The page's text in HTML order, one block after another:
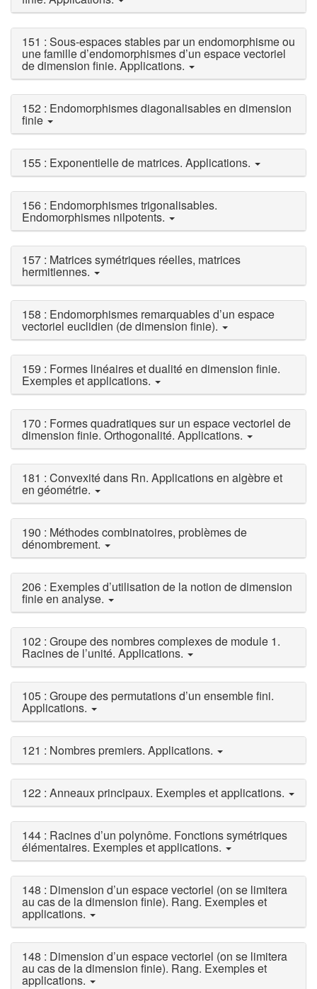
151 : Sous-espaces stables par un endomorphisme ou
une famille d’endomorphismes d’un espace vectoriel
de dimension finie. Applications.
152 : Endomorphismes diagonalisables en dimension
finie
155 : Exponentielle de matrices. Applications.
156 : Endomorphismes trigonalisables.
Endomorphismes nilpotents.
157 : Matrices symétriques réelles, matrices
hermitiennes.
158 : Endomorphismes remarquables d’un espace
vectoriel euclidien (de dimension finie).
159 : Formes linéaires et dualité en dimension finie.
Exemples et applications.
170 : Formes quadratiques sur un espace vectoriel de
dimension finie. Orthogonalité. Applications.
181 : Convexité dans Rn. Applications en algèbre et
en géométrie.
190 : Méthodes combinatoires, problèmes de
dénombrement.
206 : Exemples d’utilisation de la notion de dimension
finie en analyse.
102 : Groupe des nombres complexes de module 1.
Racines de l’unité. Applications.
105 : Groupe des permutations d’un ensemble fini.
Applications.
121 : Nombres premiers. Applications.
122 : Anneaux principaux. Exemples et applications.
144 : Racines d’un polynôme. Fonctions symétriques
élémentaires. Exemples et applications.
148 : Dimension d’un espace vectoriel (on se limitera
au cas de la dimension finie). Rang. Exemples et
applications.
148 : Dimension d’un espace vectoriel (on se limitera
au cas de la dimension finie). Rang. Exemples et
applications.